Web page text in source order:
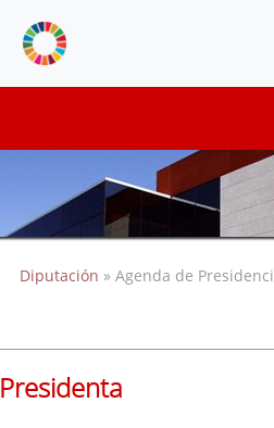
Diputación » Agenda de
Presidenta